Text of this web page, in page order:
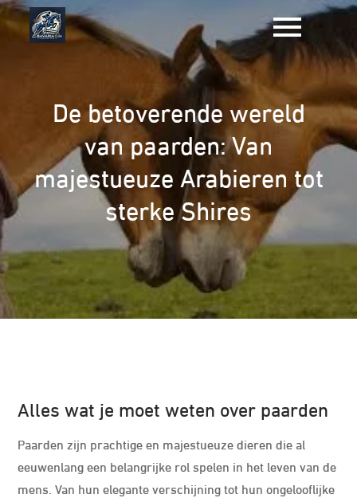
Naar
de
De betoverende wereld
van paarden: Van
majestueuze Arabieren tot
sterke Shires
Alles wat je moet weten over paarden
Paarden zijn prachtige en majestueuze dieren die al
eeuwenlang een belangrijke rol spelen in het leven van de
mens. Van hun elegante verschijning tot hun ongelooflijke